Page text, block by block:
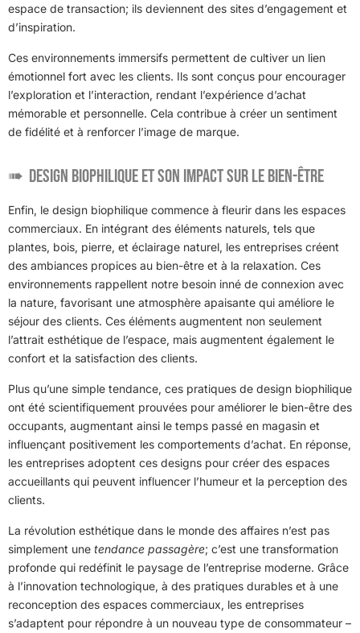
espace de transaction; ils deviennent des sites d’engagement et
d’inspiration.
Ces environnements immersifs permettent de cultiver un lien
émotionnel fort avec les clients. Ils sont conçus pour encourager
l’exploration et l’interaction, rendant l’expérience d’achat
mémorable et personnelle. Cela contribue à créer un sentiment
de fidélité et à renforcer l’image de marque.
Design Biophilique et son Impact sur le Bien-Être
Enfin, le design biophilique commence à fleurir dans les espaces
commerciaux. En intégrant des éléments naturels, tels que
plantes, bois, pierre, et éclairage naturel, les entreprises créent
des ambiances propices au bien-être et à la relaxation. Ces
environnements rappellent notre besoin inné de connexion avec
la nature, favorisant une atmosphère apaisante qui améliore le
séjour des clients. Ces éléments augmentent non seulement
l’attrait esthétique de l’espace, mais augmentent également le
confort et la satisfaction des clients.
Plus qu’une simple tendance, ces pratiques de design biophilique
ont été scientifiquement prouvées pour améliorer le bien-être des
occupants, augmentant ainsi le temps passé en magasin et
influençant positivement les comportements d’achat. En réponse,
les entreprises adoptent ces designs pour créer des espaces
accueillants qui peuvent influencer l’humeur et la perception des
clients.
La révolution esthétique dans le monde des affaires n’est pas
simplement une tendance passagère; c’est une transformation
profonde qui redéfinit le paysage de l’entreprise moderne. Grâce
à l’innovation technologique, à des pratiques durables et à une
reconception des espaces commerciaux, les entreprises
s’adaptent pour répondre à un nouveau type de consommateur –